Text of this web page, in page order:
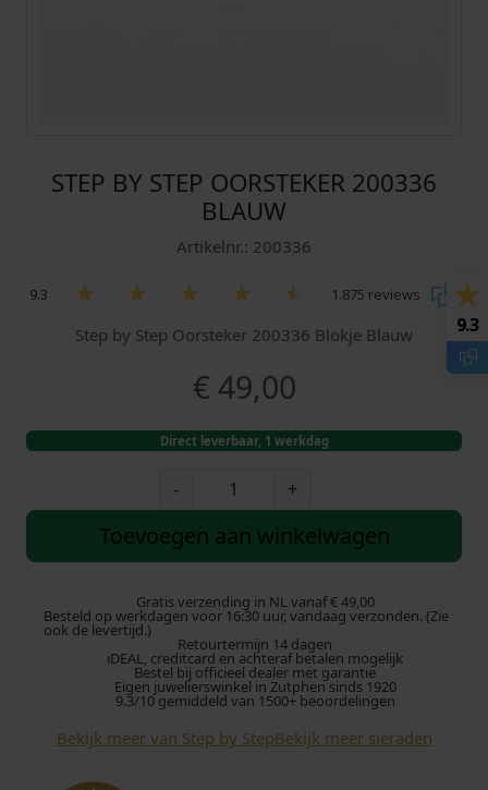
STEP BY STEP OORSTEKER 200336
BLAUW
Artikelnr.: 200336
9.3 1.875 reviews
Step by Step Oorsteker 200336 Blokje Blauw
€49,00
Direct leverbaar, 1 werkdag
-
e
y
S
e
p
o
+
Toevoegen aan winkelwagen
Gratis verzending in NL vanaf € 49,00
Besteld op werkdagen voor 16:30 uur, vandaag verzonden. (Zie
ook de levertijd.)
Retourtermijn 14 dagen
iDEAL, creditcard en achteraf betalen mogelijk
Bestel bij officieel dealer met garantie
Eigen juwelierswinkel in Zutphen sinds 1920
9.3/10 gemiddeld van 1500+ beoordelingen
Bekijk meer van Step by StepBekijk meer sieraden
9.3